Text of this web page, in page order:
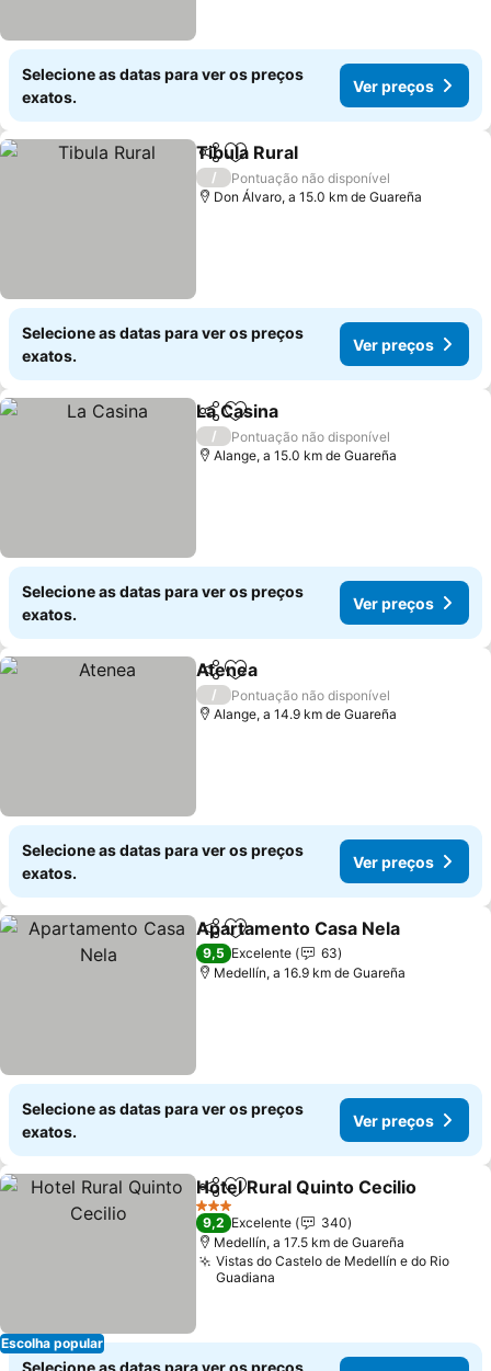
Selecione as datas para ver os preços
exatos.
Ver preços
PartilharAdicionar aos favoritos
Tibula Rural
/
Pontuação não disponível
Don Álvaro, a 15.0 km de Guareña
Selecione as datas para ver os preços
exatos.
Ver preços
PartilharAdicionar aos favoritos
La Casina
/
Pontuação não disponível
Alange, a 15.0 km de Guareña
Selecione as datas para ver os preços
exatos.
Ver preços
PartilharAdicionar aos favoritos
Atenea
/
Pontuação não disponível
Alange, a 14.9 km de Guareña
Selecione as datas para ver os preços
exatos.
Ver preços
PartilharAdicionar aos favoritos
Apartamento Casa Nela
9,5 Excelente
63
Medellín, a 16.9 km de Guareña
Selecione as datas para ver os preços
exatos.
Ver preços
Escolha popular
PartilharAdicionar aos favoritos
Hotel Rural Quinto Cecilio
3 Estrelas
9,2 Excelente
340
Medellín, a 17.5 km de Guareña
Vistas do Castelo de Medellín e do Rio
Guadiana
Selecione as datas para ver os preços